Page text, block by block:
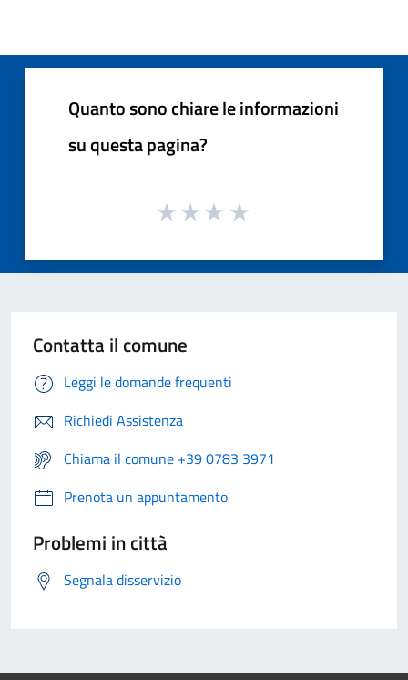
Quanto sono chiare le informazioni
su questa pagina?
Contatta il comune
Leggi le domande frequenti
Richiedi Assistenza
Chiama il comune +39 0783 3971
Prenota un appuntamento
Problemi in città
Segnala disservizio